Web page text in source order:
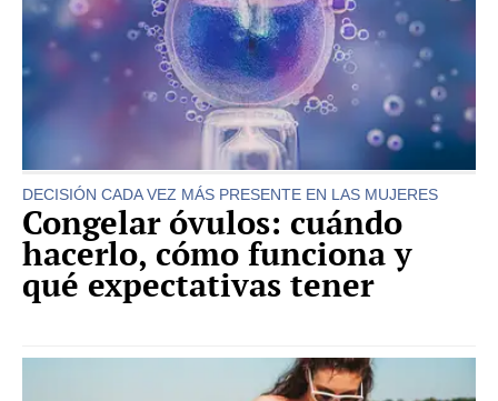
DECISIÓN CADA VEZ MÁS PRESENTE EN LAS MUJERES
Congelar óvulos: cuándo
hacerlo, cómo funciona y
qué expectativas tener